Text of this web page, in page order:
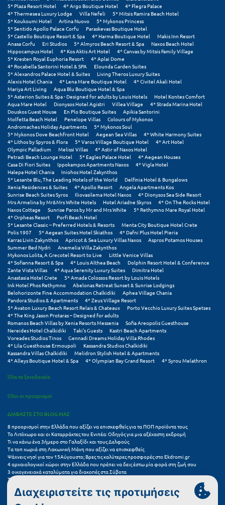
Παραλία Λιτοχώρου
Παράλιο Άστρος
Πάργα
Παρνασσός
Πάρος
Πάτμος
Πάτρα
Παύλιανη
Πειραιάς
Πελοπόννησος
Πήλιο
Πιερία
Πλαταμώνας
Πλύτρα Λακωνίας
Πόρος
Πόρτο Χέλι
Πρέβεζα
Πύλος
Πύργος
Ρίο
Ρόδος
Σ
Σαλαμίνα
5* Plaza Resort Hotel
4* Argo Boutique Hotel
4* Flegra Palace
4* Thermesea Luxury Lodge
Villa Nefeli
5* Mitsis Ramira Beach Hotel
5* Koukoumi Hotel
Artina Nuovo
5* Mykonos Princess
5* Sentido Apollo Palace Corfu
Paraskevas Boutique Hotel
5* Castello Boutique Resort & Spa
4* Harma Boutique Hotel
Makis Inn Resort
Anasa Corfu
Eri Studios 5* Almyros Beach Resort & Spa
Naxos Beach Hotel
Hippocampus Hotel
4* Kos Aktis Art Hotel
4* Canvas by Mitsis Family Village
5* Kresten Royal Euphoria Resort
4* Aplai Dome
4* Rocabella Santorini Hotel & SPA
Elounda Garden Suites
5* Alexandros Palace Hotel & Suites
Living Theros Luxury Suites
Alexis Hotel Chania
4* Lena Mare Boutique Hotel
4* Civitel Akali Hotel
Mariya Art Living
Aqua Blu Boutique Hotel & Spa
5* Asterion Suites & Spa - Designed for adults by Louis Hotels
Hotel Kontes Comfort
Aqua Mare Hotel
Dionysos Hotel Agistri Villea Village
4* Strada Marina Hotel
Douskos Guest House
En Plo Boutique Suites
Apikia Santorini
Molfetta Beach Hotel
Penelope Villas
Colours of Mykonos
Andromaches Holiday Apartments
5* Mykonos Soul
5* Mykonos Dove Beachfront Hotel
Aegean Sea Villas
4* White Harmony Suites
4* Lithos by Spyros & Flora
5* Varos Village Boutique Hotel
4* Art Hotel
Olympic Palladium
Melissi Villas
4* Astir of Naxos Hotel
Petradi Beach Lounge Hotel
5* Eagles Palace Hotel
4* Aegean Houses
Casa Di Fiori Suites
Ippokampos Apartments Naxos
4* Vigla Hotel
Halepa Hotel Chania
Iniohos Hotel Zakynthos
5* Lesante Blu, The Leading Hotels of the World
Delfinia Hotel & Bungalows
Xenia Residences & Suites
4* Apollo Resort
Angela Apartments Kos
Sunrise Beach Suites Syros
Iliovasilema Hotel Naxos
4* Dionysos Sea Side Resort
Mrs Armelina by Mr&Mrs White Hotels
Hotel Ariadne Skyros
4* On The Rocks Hotel
Naxos Cottage
Sunrise Paros by Mr and Mrs White
5* Rethymno Mare Royal Hotel
4* Orpheas Resort
Porfi Beach Hotel
5* Lesante Classic – Preferred Hotels & Resorts
Menta City Boutique Hotel Crete
Polis 1907
5* Aegean Suites Hotel Skiathos
4* Dafni Plus Hotel Pieria
Karras Livin Zakynthos
Apricot & Sea Luxury Villas Naxos
Aspros Potamos Houses
Summer Bed Nydri
Anemelia Villa Zakynthos
Mykonos Lolita, A Grecotel Resort to Live
Little Venice Villas
4* Sofianna Resort & Spa
4* Louis Althea Beach
Dolphin Resort Hotel & Conference
Zante Vista Villas
4* Aqua Serenity Luxury Suites
Dimitra Hotel
Anastasia Hotel Crete
5* Amada Colossos Resort by Louis Hotels
Ink Hotel Phos Rethymno
Abelonas Retreat Sunset & Sunrise Lodgings
Belohorizonte Fine Accommodation Chalkidiki
Aphea Village Chania
Pandora Studios & Apartments
4* Zeus Village Resort
5* Avaton Luxury Beach Resort Relais & Chateaux
Porto Vecchio Luxury Suites Spetses
4* The King Jason Protaras – Designed for adults
Romanos Beach Villas by Xenia Resorts Messenia
Sofia Areopolis Guesthouse
Nereides Hotel Chalkidiki
Taki's Guests
Kastri Beach Apartments
Voreades Studios Tinos
Gennadi Dreams Holiday Villa Rhodes
4* Lila Guesthouse Ermoupoli
Kassandra Studios Chalkidiki
Kassandra Villas Chalkidiki
Melidron Stylish Hotel & Apartments
4* Alleys Boutique Hotel & Spa
4* Olympian Bay Grand Resort 4* Syrou Melathron
Όλα τα ξενοδοχεία
Όλοι οι προορισμοί
ΔΙΑΒΑΣΤΕ ΣΤΟ BLOG ΜΑΣ
8 προορισμοί στην Ελλάδα που αξίζει να επισκεφθείς για τα ΠΟΠ προϊόντα τους
Το Λιτόχωρο και οι Καταρράκτες του Ενιπέα: Οδηγός για μια αξέχαστη εκδρομή
Τι να κάνω ένα 3ήμερο στο Γαλαξίδι και τους Δελφούς
Τα τοπ χωριά στη Λακωνική Μάνη που αξίζει να επισκεφθείς
Ψάχνεις νησί για τον 15Αύγουστο; Βρες τις καλύτερες προσφορές στο Ekdromi.gr
4 αρχαιολογικοί χώροι στην Ελλάδα που πρέπει να δεις έστω μία φορά στη ζωή σου
3 οικογενειακά καταλύματα για διακοπές στα Σύβοτα
Τα 11 καλύτερα καλοκαιρινά resorts στην Ελλάδα
7 μικρά ελληνικά νησιά για αξέχαστες καλοκαιρινές διακοπές
5+1 ινσταγκραμικές παραλίες στην Ελλάδα που αξίζουν μια θέση στο feed σου